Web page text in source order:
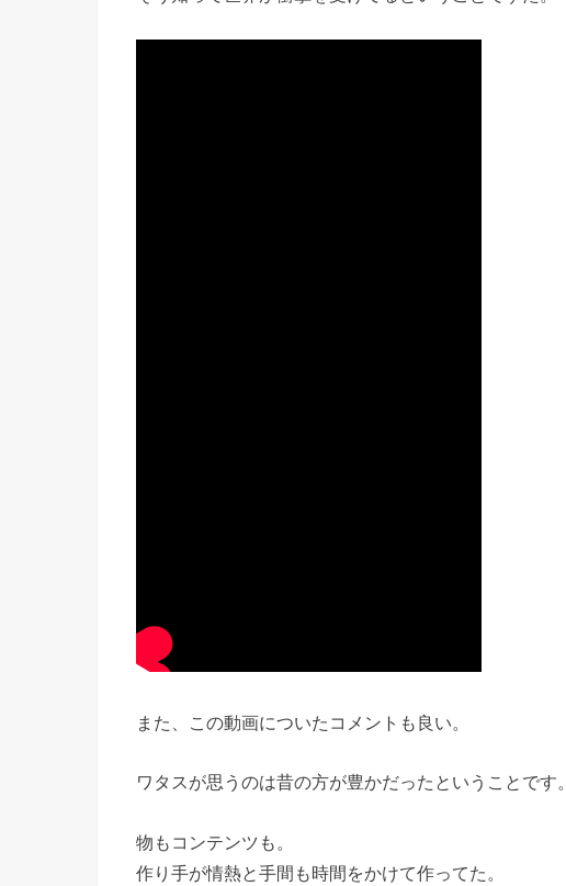
また、この動画についたコメントも良い。
ワタスが思うのは昔の方が豊かだったということです。
物もコンテンツも。
作り手が情熱と手間も時間をかけて作ってた。